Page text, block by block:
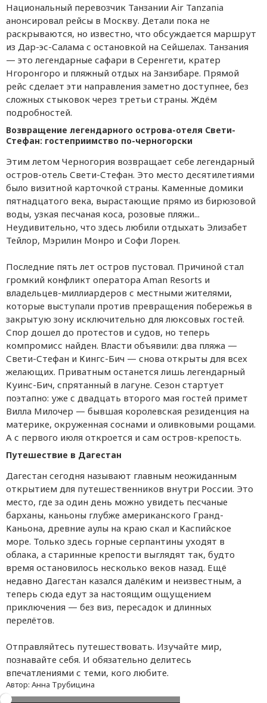
Национальный перевозчик Танзании Air Tanzania
анонсировал рейсы в Москву. Детали пока не
раскрываются, но известно, что обсуждается маршрут
из Дар-эс-Салама с остановкой на Сейшелах. Танзания
— это легендарные сафари в Серенгети, кратер
Нгоронгоро и пляжный отдых на Занзибаре. Прямой
рейс сделает эти направления заметно доступнее, без
сложных стыковок через третьи страны. Ждём
подробностей.
Возвращение легендарного острова-отеля Свети-
Стефан: гостеприимство по-черногорски
Этим летом Черногория возвращает себе легендарный
остров-отель Свети-Стефан. Это место десятилетиями
было визитной карточкой страны. Каменные домики
пятнадцатого века, вырастающие прямо из бирюзовой
воды, узкая песчаная коса, розовые пляжи...
Неудивительно, что здесь любили отдыхать Элизабет
Тейлор, Мэрилин Монро и Софи Лорен.
Последние пять лет остров пустовал. Причиной стал
громкий конфликт оператора Aman Resorts и
владельцев-миллиардеров с местными жителями,
которые выступали против превращения побережья в
закрытую зону исключительно для люксовых гостей.
Спор дошел до протестов и судов, но теперь
компромисс найден. Власти объявили: два пляжа —
Свети-Стефан и Кингс-Бич — снова открыты для всех
желающих. Приватным останется лишь легендарный
Куинс-Бич, спрятанный в лагуне. Сезон стартует
поэтапно: уже с двадцать второго мая гостей примет
Вилла Милочер — бывшая королевская резиденция на
материке, окруженная соснами и оливковыми рощами.
А с первого июля откроется и сам остров-крепость.
Путешествие в Дагестан
Дагестан сегодня называют главным неожиданным
открытием для путешественников внутри России. Это
место, где за один день можно увидеть песчаные
барханы, каньоны глубже американского Гранд-
Каньона, древние аулы на краю скал и Каспийское
море. Только здесь горные серпантины уходят в
облака, а старинные крепости выглядят так, будто
время остановилось несколько веков назад. Ещё
недавно Дагестан казался далёким и неизвестным, а
теперь сюда едут за настоящим ощущением
приключения — без виз, пересадок и длинных
перелётов.
Отправляйтесь путешествовать. Изучайте мир,
познавайте себя. И обязательно делитесь
впечатлениями с теми, кого любите.
Автор: Анна Трубицина